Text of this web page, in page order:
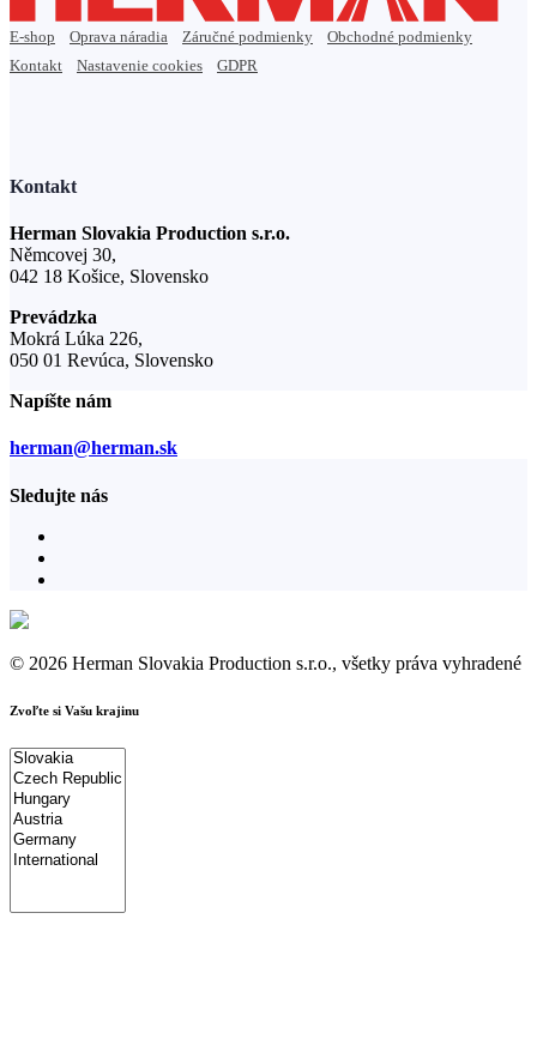
E-shop Oprava náradia Záručné podmienky
Obchodné podmienky
Kontakt
Nastavenie cookies GDPR
Kontakt
Herman Slovakia Production s.r.o.
Němcovej 30,
042 18 Košice, Slovensko
Prevádzka
Mokrá Lúka 226,
050 01 Revúca, Slovensko
Napíšte nám
herman@herman.sk
Sledujte nás
© 2026 Herman Slovakia Production s.r.o., všetky práva vyhradené
Zvoľte si Vašu krajinu